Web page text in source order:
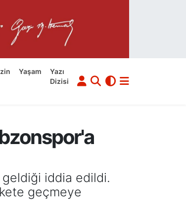
Yaşam
Yazı
Dizisi
geldiği iddia edildi.
geçmeye